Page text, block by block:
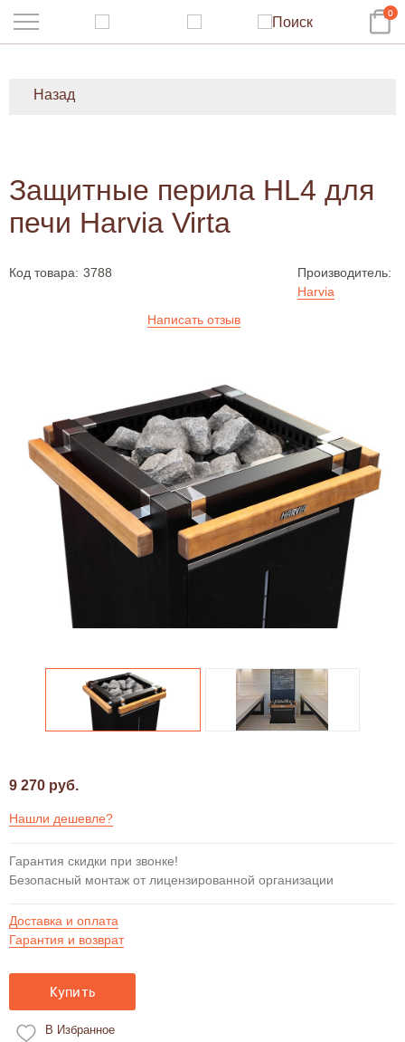
0
Назад
Защитные перила HL4 для
печи Harvia Virta
Код товара: 3788
Производитель:
Harvia
Написать отзыв
9 270 руб.
Нашли дешевле?
Гарантия скидки при звонке!
Безопасный монтаж от лицензированной организации
Доставка и оплата
Гарантия и возврат
Купить
В Избранное